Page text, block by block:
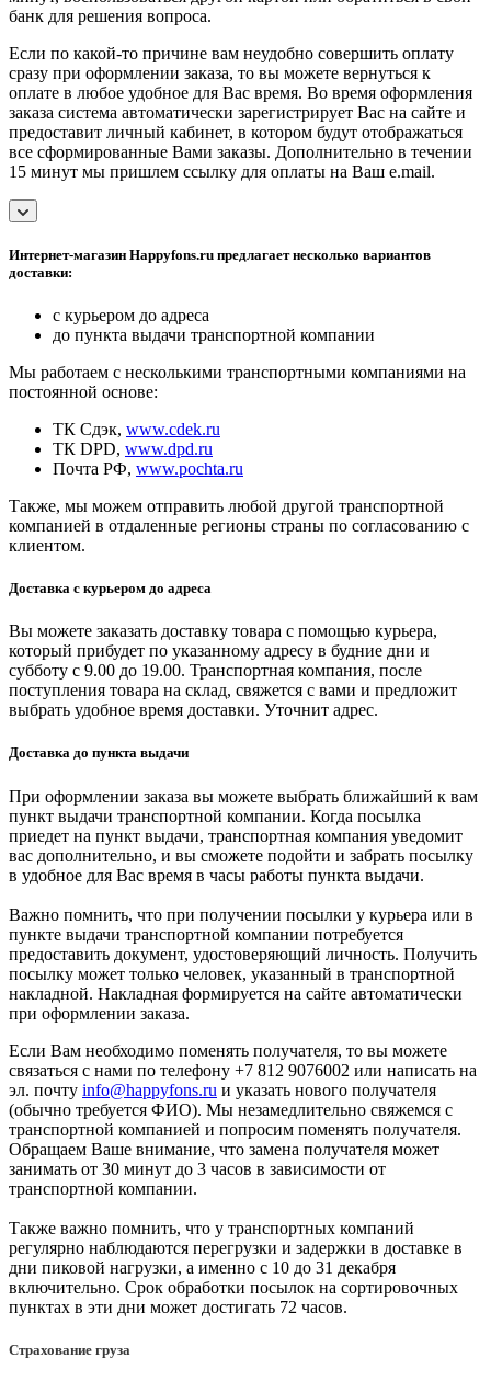
банк для решения вопроса.
Если по какой-то причине вам неудобно совершить оплату
сразу при оформлении заказа, то вы можете вернуться к
оплате в любое удобное для Вас время. Во время оформления
заказа система автоматически зарегистрирует Вас на сайте и
предоставит личный кабинет, в котором будут отображаться
все сформированные Вами заказы. Дополнительно в течении
15 минут мы пришлем ссылку для оплаты на Ваш e.mail.
Интернет-магазин Happyfons.ru предлагает несколько вариантов
доставки:
с курьером до адреса
до пункта выдачи транспортной компании
Мы работаем с несколькими транспортными компаниями на
постоянной основе:
ТК Сдэк, www.cdek.ru
ТК DPD, www.dpd.ru
Почта РФ, www.pochta.ru
Также, мы можем отправить любой другой транспортной
компанией в отдаленные регионы страны по согласованию с
клиентом.
Доставка с курьером до адреса
Вы можете заказать доставку товара с помощью курьера,
который прибудет по указанному адресу в будние дни и
субботу с 9.00 до 19.00. Транспортная компания, после
поступления товара на склад, свяжется с вами и предложит
выбрать удобное время доставки. Уточнит адрес.
Доставка до пункта выдачи
При оформлении заказа вы можете выбрать ближайший к вам
пункт выдачи транспортной компании. Когда посылка
приедет на пункт выдачи, транспортная компания уведомит
вас дополнительно, и вы сможете подойти и забрать посылку
в удобное для Вас время в часы работы пункта выдачи.
Важно помнить, что при получении посылки у курьера или в
пункте выдачи транспортной компании потребуется
предоставить документ, удостоверяющий личность. Получить
посылку может только человек, указанный в транспортной
накладной. Накладная формируется на сайте автоматически
при оформлении заказа.
Если Вам необходимо поменять получателя, то вы можете
связаться с нами по телефону +7 812 9076002 или написать на
эл. почту info@happyfons.ru и указать нового получателя
(обычно требуется ФИО). Мы незамедлительно свяжемся с
транспортной компанией и попросим поменять получателя.
Обращаем Ваше внимание, что замена получателя может
занимать от 30 минут до 3 часов в зависимости от
транспортной компании.
Также важно помнить, что у транспортных компаний
регулярно наблюдаются перегрузки и задержки в доставке в
дни пиковой нагрузки, а именно с 10 до 31 декабря
включительно. Срок обработки посылок на сортировочных
пунктах в эти дни может достигать 72 часов.
Страхование груза